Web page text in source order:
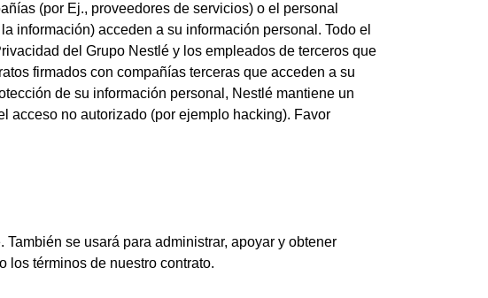
(por Ej., proveedores de servicios) o el personal
información) acceden a su información personal. Todo el
del Grupo Nestlé y los empleados de terceros que
firmados con compañías terceras que acceden a su
de su información personal, Nestlé mantiene un
acceso no autorizado (por ejemplo hacking). Favor
se usará para administrar, apoyar y obtener
los términos de nuestro contrato.